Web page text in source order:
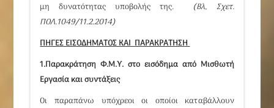
μη δυνατότητας υποβολής της.
(Βλ, Σχετ.
ΠΟΛ.1049/11.2.2014)
ΠΗΓΕΣ ΕΙΣΟΔΗΜΑΤΟΣ ΚΑΙ ΠΑΡΑΚΡΑΤΗΣΗ
1.Παρακράτηση Φ.Μ.Υ. στο εισόδημα από Μισθωτή
Εργασία και συντάξεις
Οι παραπάνω υπόχρεοι οι οποίοι καταβάλλουν